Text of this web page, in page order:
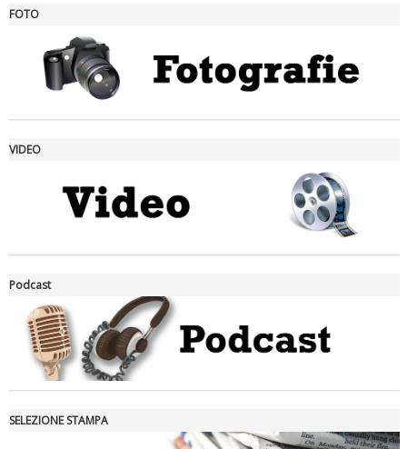
Ddl Lobby, Uisp: “Il Parlamento valorizzi le nostre specificità"
FOTO
VIDEO
Podcast
SELEZIONE STAMPA